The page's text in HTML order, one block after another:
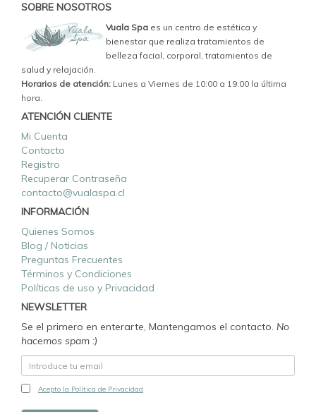
SOBRE NOSOTROS
Vuala Spa es un centro de estética y
bienestar que realiza tratamientos de
belleza facial, corporal, tratamientos de
salud y relajación.
Horarios de atención: Lunes a Viernes de 10:00 a 19:00 la última
hora.
ATENCIÓN CLIENTE
Mi Cuenta
Contacto
Registro
Recuperar Contraseña
contacto@vualaspa.cl
INFORMACIÓN
Quienes Somos
Blog / Noticias
Preguntas Frecuentes
Términos y Condiciones
Políticas de uso y Privacidad
NEWSLETTER
Se el primero en enterarte, Mantengamos el contacto. No
hacemos spam :)
Acepto la Política de Privacidad